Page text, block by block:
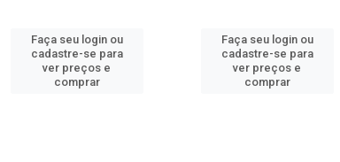
Faça seu login ou
cadastre-se para
ver preços e
comprar
Faça seu login ou
cadastre-se para
ver preços e
comprar